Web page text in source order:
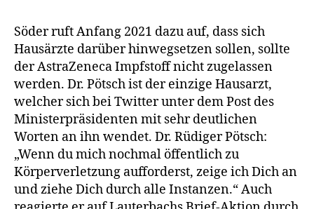
tot:
Einziger
Hausarzt
der
sich
stellt
Söder ruft Anfang 2021 dazu auf, dass sich
Hausärzte darüber hinwegsetzen sollen, sollte
der AstraZeneca Impfstoff nicht zugelassen
werden. Dr. Pötsch ist der einzige Hausarzt,
welcher sich bei Twitter unter dem Post des
Ministerpräsidenten mit sehr deutlichen
Worten an ihn wendet. Dr. Rüdiger Pötsch:
„Wenn du mich nochmal öffentlich zu
Körperverletzung aufforderst, zeige ich Dich an
und ziehe Dich durch alle Instanzen.“ Auch